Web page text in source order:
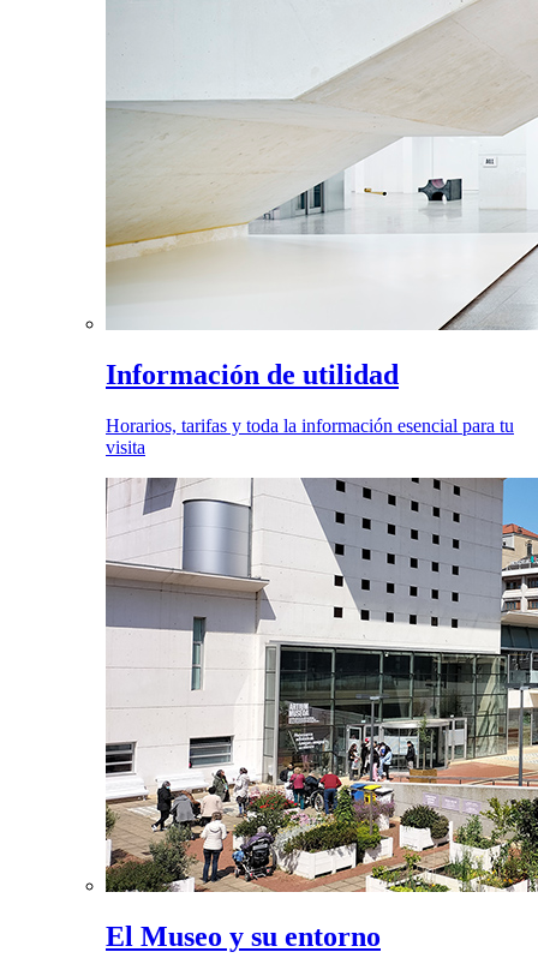
Información de utilidad
Horarios, tarifas y toda la información esencial para tu
visita
El Museo y su entorno